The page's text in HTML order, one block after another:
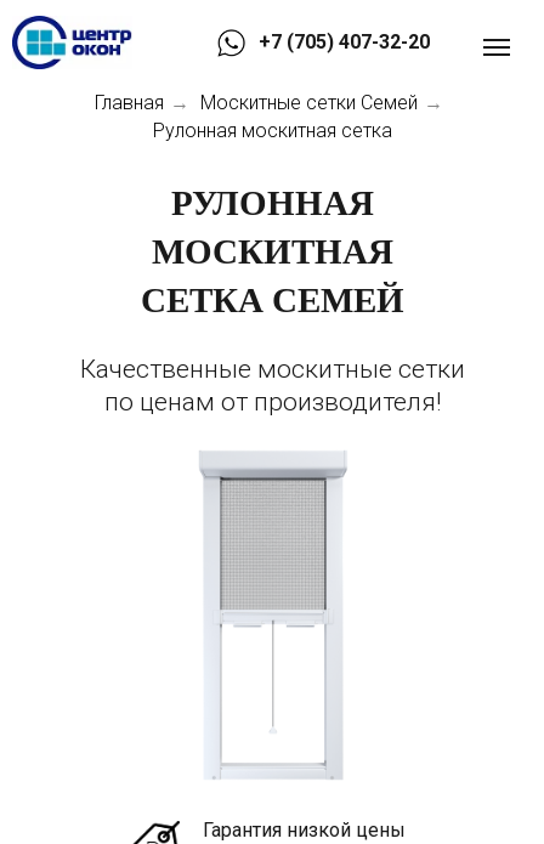
+7 (705) 407-32-20
Главная → Москитные сетки Семей →
Рулонная москитная сетка
РУЛОННАЯ
МОСКИТНАЯ
СЕТКА СЕМЕЙ
Гарантия низкой цены
Качественные москитные сетки
по ценам от производителя!